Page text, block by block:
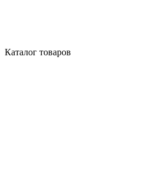
Каталог товаров